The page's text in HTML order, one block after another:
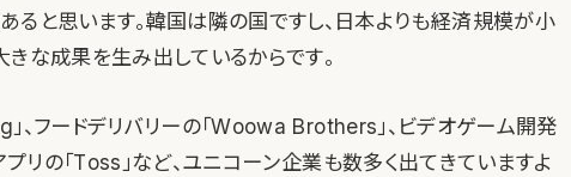
ると思います。韓国は隣の国ですし、日本よりも経済規模が小
きな成果を生み出しているからです。
、フードデリバリーの「Woowa Brothers」、ビデオゲーム開発
リの「Toss」など、ユニコーン企業も数多く出てきていますよ